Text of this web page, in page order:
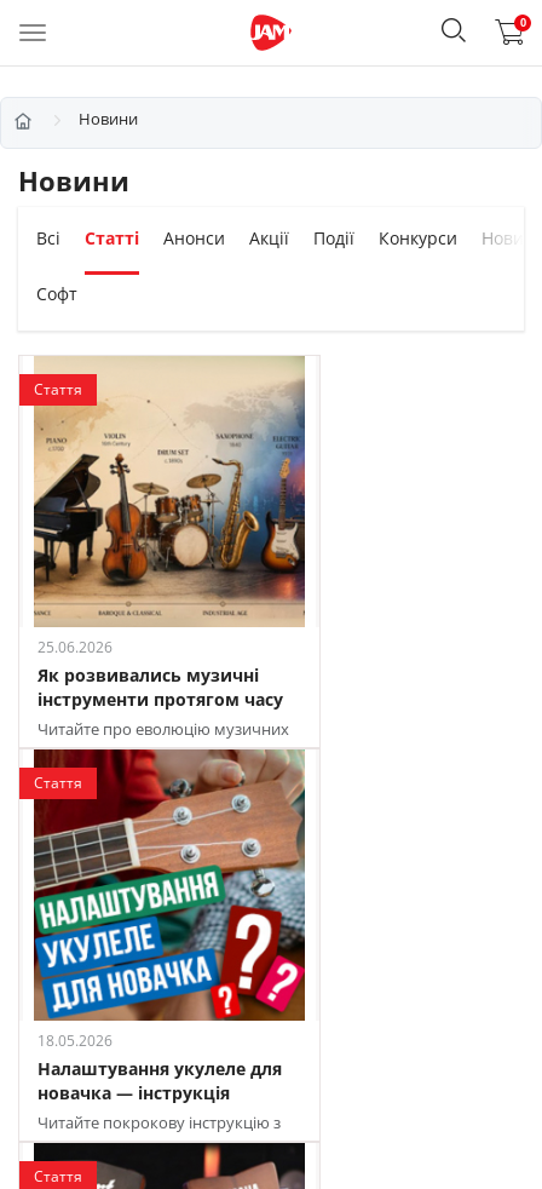
0
Новини
Новини
Всі Статті Анонси Акції Події Конкурси
Софт
Стаття
25.06.2026
Як розвивались музичні
інструменти протягом часу
Читайте про еволюцію музичних
інструментів у різні епохи
Стаття
18.05.2026
Налаштування укулеле для
новачка — інструкція
Читайте покрокову інструкцію з
налаштування укулеле для
початківців
Стаття